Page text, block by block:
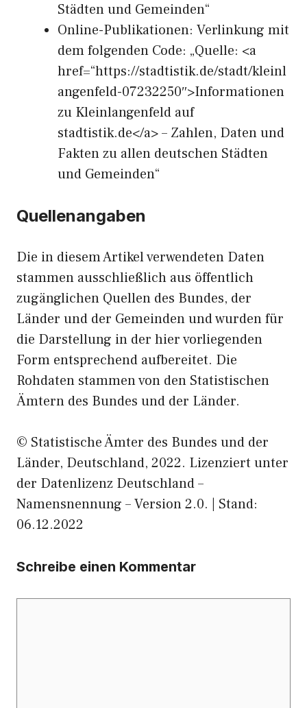
Städten und Gemeinden“
Online-Publikationen: Verlinkung mit
dem folgenden Code: „Quelle: <a
href=“https://stadtistik.de/stadt/kleinl
angenfeld-07232250″>Informationen
zu Kleinlangenfeld auf
stadtistik.de</a> – Zahlen, Daten und
Fakten zu allen deutschen Städten
und Gemeinden“
Quellenangaben
Die in diesem Artikel verwendeten Daten
stammen ausschließlich aus öffentlich
zugänglichen Quellen des Bundes, der
Länder und der Gemeinden und wurden für
die Darstellung in der hier vorliegenden
Form entsprechend aufbereitet. Die
Rohdaten stammen von den Statistischen
Ämtern des Bundes und der Länder.
© Statistische Ämter des Bundes und der
Länder, Deutschland, 2022. Lizenziert unter
der Datenlizenz Deutschland –
Namensnennung – Version 2.0. | Stand:
06.12.2022
Schreibe einen Kommentar